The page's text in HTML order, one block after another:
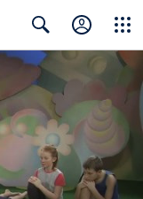
Search Close